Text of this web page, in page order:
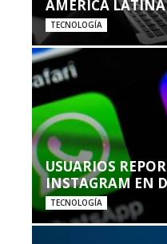
AMÉRICA LATINA
TECNOLOGÍA
USUARIOS
INSTAGRAM EN
TECNOLOGÍA